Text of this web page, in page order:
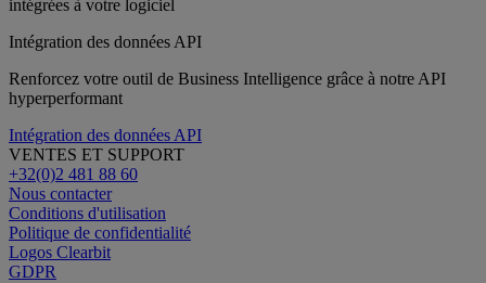
Intégration des données API
Renforcez votre outil de Business Intelligence grâce à notre API
hyperperformant
Intégration des données API
VENTES ET SUPPORT
+32(0)2 481 88 60
Nous contacter
Conditions d'utilisation
Politique de confidentialité
Logos Clearbit
GDPR